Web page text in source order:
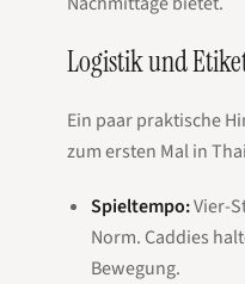
Logistik und
Ein paar praktische
zum ersten Mal in
Spieltempo:Vier-
Norm. Caddies
Bewegung.